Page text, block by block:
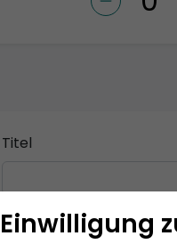
Titel
Nachname *
Einwilligung